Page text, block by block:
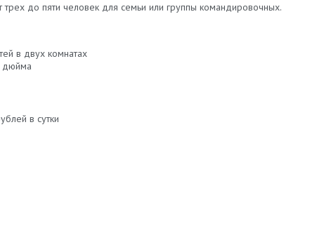
до пяти человек для семьи или группы командировочных.
в двух комнатах
дюйма
в сутки